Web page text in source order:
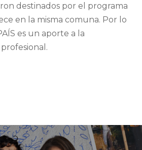
destinados por el programa
en la misma comuna. Por lo
es un aporte a la